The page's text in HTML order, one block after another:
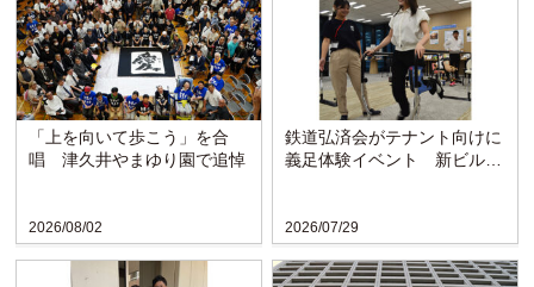
2026/08/02
「上を向いて歩こう」を合
唱 津久井やまゆり園で追悼
2026/07/29
鉄道弘済会がテナント向けに
義足体験イベント 新ビルの